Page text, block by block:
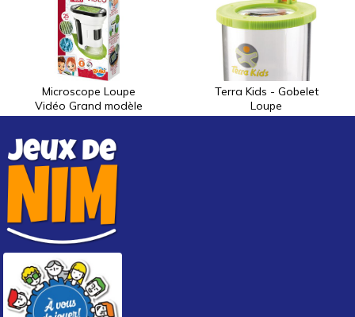
Microscope Loupe
Vidéo Grand modèle
Terra Kids - Gobelet
Loupe